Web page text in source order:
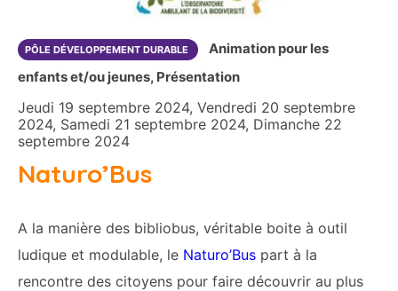
PÔLE DÉVELOPPEMENT DURABLE
Animation pour les
enfants et/ou jeunes, Présentation
Jeudi 19 septembre 2024, Vendredi 20 septembre
2024, Samedi 21 septembre 2024, Dimanche 22
septembre 2024
Naturo’Bus
A la manière des bibliobus, véritable boite à outil
ludique et modulable, le Naturo’Bus part à la
rencontre des citoyens pour faire découvrir au plus